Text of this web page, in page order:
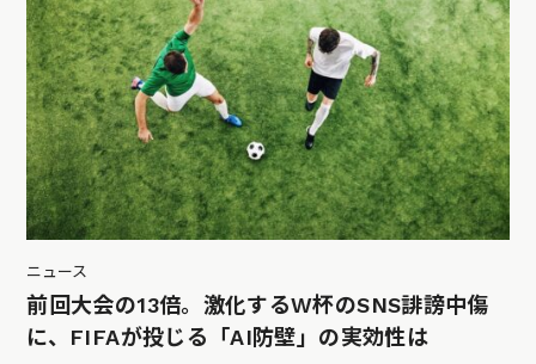
ニュース
前回大会の13倍。激化するW杯のSNS誹謗中傷
に、FIFAが投じる「AI防壁」の実効性は